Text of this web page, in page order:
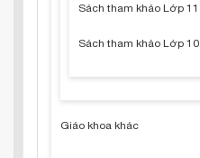
Sách tham khảo Lớp 11
Sách tham khảo Lớp 10
Giáo khoa khác